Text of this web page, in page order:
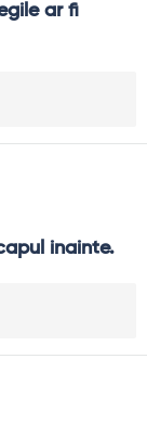
ar fi
inainte.